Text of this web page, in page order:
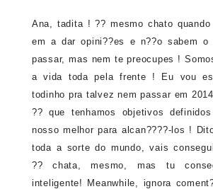
Ana, tadita ! ?? mesmo chato
em a dar opini??es e n??o sabem o
passar, mas nem te preocupes !
a vida toda pela frente ! Eu vou
todinho pra talvez nem passar em
?? que tenhamos objetivos
nosso melhor para alcan????-los !
toda a sorte do mundo, vais
?? chata, mesmo, mas tu
inteligente! Meanwhile, ignora